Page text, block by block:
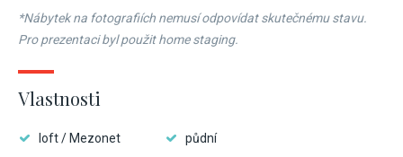
*Nábytek na fotografiích nemusí odpovídat skutečnému stavu.
Pro prezentaci byl použit home staging.
Vlastnosti
loft / Mezonet
půdní